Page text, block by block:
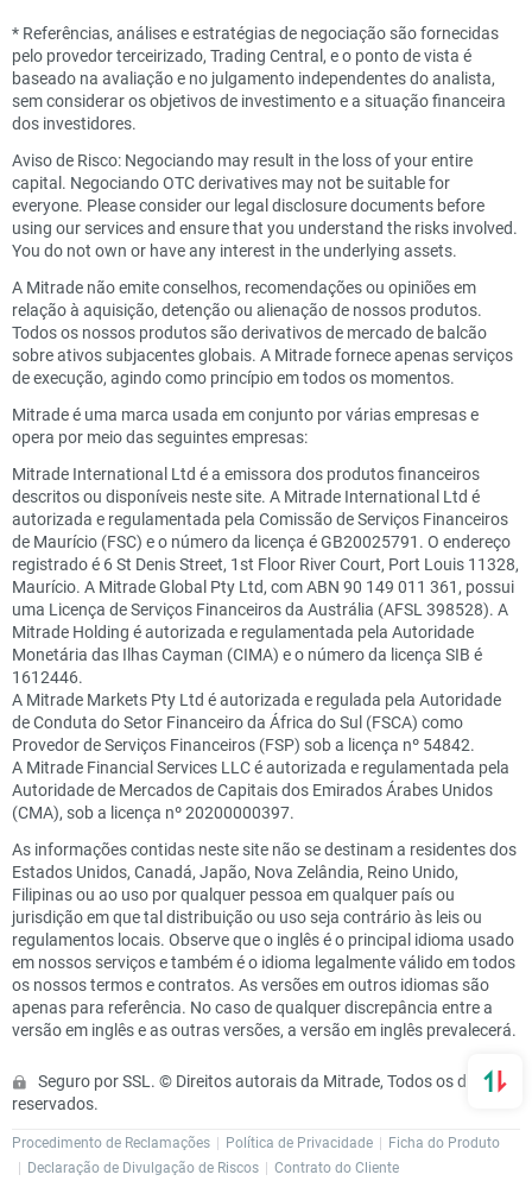
* Referências, análises e estratégias de negociação são fornecidas
pelo provedor terceirizado, Trading Central, e o ponto de vista é
baseado na avaliação e no julgamento independentes do analista,
sem considerar os objetivos de investimento e a situação financeira
dos investidores.
Aviso de Risco: Negociando may result in the loss of your entire
capital. Negociando OTC derivatives may not be suitable for
everyone. Please consider our legal disclosure documents before
using our services and ensure that you understand the risks involved.
You do not own or have any interest in the underlying assets.
A Mitrade não emite conselhos, recomendações ou opiniões em
relação à aquisição, detenção ou alienação de nossos produtos.
Todos os nossos produtos são derivativos de mercado de balcão
sobre ativos subjacentes globais. A Mitrade fornece apenas serviços
de execução, agindo como princípio em todos os momentos.
Mitrade é uma marca usada em conjunto por várias empresas e
opera por meio das seguintes empresas:
Mitrade International Ltd é a emissora dos produtos financeiros
descritos ou disponíveis neste site. A Mitrade International Ltd é
autorizada e regulamentada pela Comissão de Serviços Financeiros
de Maurício (FSC) e o número da licença é GB20025791. O endereço
registrado é 6 St Denis Street, 1st Floor River Court, Port Louis 11328,
Maurício. A Mitrade Global Pty Ltd, com ABN 90 149 011 361, possui
uma Licença de Serviços Financeiros da Austrália (AFSL 398528). A
Mitrade Holding é autorizada e regulamentada pela Autoridade
Monetária das Ilhas Cayman (CIMA) e o número da licença SIB é
1612446.
A Mitrade Markets Pty Ltd é autorizada e regulada pela Autoridade
de Conduta do Setor Financeiro da África do Sul (FSCA) como
Provedor de Serviços Financeiros (FSP) sob a licença nº 54842.
A Mitrade Financial Services LLC é autorizada e regulamentada pela
Autoridade de Mercados de Capitais dos Emirados Árabes Unidos
(CMA), sob a licença nº 20200000397.
As informações contidas neste site não se destinam a residentes dos
Estados Unidos, Canadá, Japão, Nova Zelândia, Reino Unido,
Filipinas ou ao uso por qualquer pessoa em qualquer país ou
jurisdição em que tal distribuição ou uso seja contrário às leis ou
regulamentos locais. Observe que o inglês é o principal idioma usado
em nossos serviços e também é o idioma legalmente válido em todos
os nossos termos e contratos. As versões em outros idiomas são
apenas para referência. No caso de qualquer discrepância entre a
versão em inglês e as outras versões, a versão em inglês prevalecerá.
Seguro por SSL. © Direitos autorais da Mitrade, Todos os direitos
reservados.
Procedimento de Reclamações Política de Privacidade
Ficha do Produto
Declaração de Divulgação de Riscos
Contrato do Cliente